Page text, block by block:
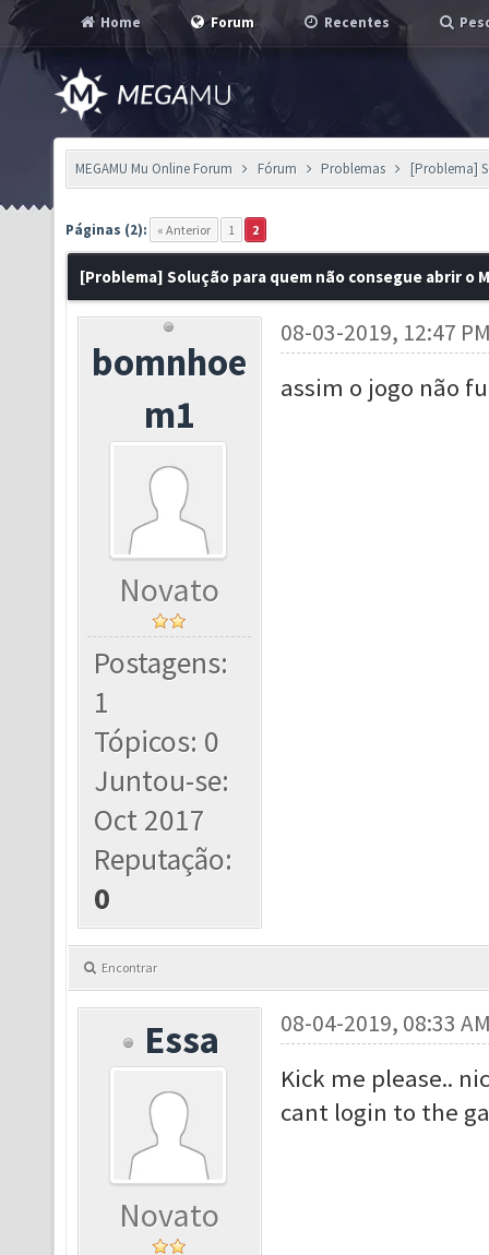
Home Forum Recentes
MEGAMU Mu Online Forum Fórum Problemas [Problema]
Páginas (2): « Anterior 1 2
[Problema] Solução para quem não consegue abrir o
bomnhoe
m1
Novato
Postagens:
1
Tópicos: 0
Juntou-se:
Oct 2017
Reputação:
0
08-03-2019, 12:47
assim o jogo não
Encontrar
Essa
Novato
08-04-2019, 08:33
Kick me please..
cant login to the